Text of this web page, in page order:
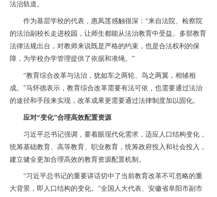
法治轨道。
作为基层学校的代表，惠凤莲感触很深：“来自法院、检察院
的法治副校长走进校园，让师生都能从法治教育中受益。多部教育
法律法规出台，对教师来说既是严格的约束，也是合法权利的保
障，为学校办学管理提供了依据和准绳。”
“教育综合改革与法治，犹如车之两轮、鸟之两翼，相辅相
成。”马怀德表示，教育综合改革需要有法可依，也需要通过法治
的途径和手段来实现，改革成果更需要通过法律制度加以固化。
应对“变化”合理高效配置资源
习近平总书记强调，要着眼现代化需求，适应人口结构变化，
统筹基础教育、高等教育、职业教育，统筹政府投入和社会投入，
建立健全更加合理高效的教育资源配置机制。
“习近平总书记的重要讲话切中了当前教育改革不可忽略的重
大背景，即人口结构的变化。”全国人大代表、安徽省阜阳市副市